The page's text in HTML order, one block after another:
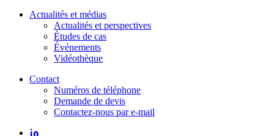
Actualités et médias
Actualités et perspectives
Études de cas
Événements
Vidéothèque
Contact
Numéros de téléphone
Demande de devis
Contactez-nous par e-mail